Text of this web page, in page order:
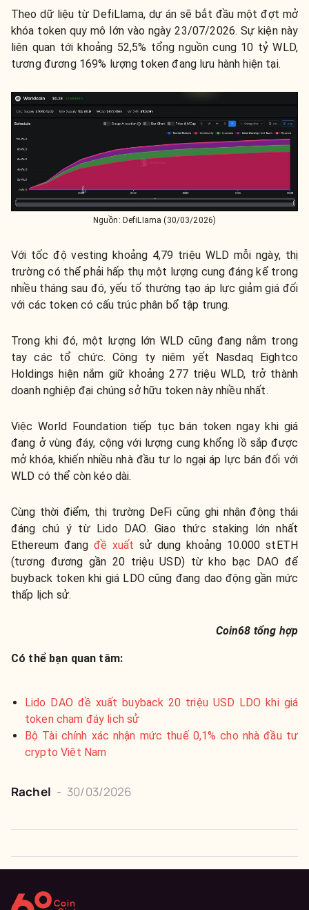
Theo dữ liệu từ DefiLlama, dự án sẽ bắt đầu một đợt mở
khóa token quy mô lớn vào ngày 23/07/2026. Sự kiện này
liên quan tới khoảng 52,5% tổng nguồn cung 10 tỷ WLD,
tương đương 169% lượng token đang lưu hành hiện tại.
Nguồn: DefiLIama (30/03/2026)
Với tốc độ vesting khoảng 4,79 triệu WLD mỗi ngày, thị
trường có thể phải hấp thụ một lượng cung đáng kể trong
nhiều tháng sau đó, yếu tố thường tạo áp lực giảm giá đối
với các token có cấu trúc phân bổ tập trung.
Trong khi đó, một lượng lớn WLD cũng đang nằm trong
tay các tổ chức. Công ty niêm yết Nasdaq Eightco
Holdings hiện nắm giữ khoảng 277 triệu WLD, trở thành
doanh nghiệp đại chúng sở hữu token này nhiều nhất.
Việc World Foundation tiếp tục bán token ngay khi giá
đang ở vùng đáy, cộng với lượng cung khổng lồ sắp được
mở khóa, khiến nhiều nhà đầu tư lo ngại áp lực bán đối với
WLD có thể còn kéo dài.
Cùng thời điểm, thị trường DeFi cũng ghi nhận động thái
đáng chú ý từ Lido DAO. Giao thức staking lớn nhất
Ethereum đangđề xuất sử dụng khoảng 10.000 stETH
(tương đương gần 20 triệu USD) từ kho bạc DAO để
buyback token khi giá LDO cũng đang dao động gần mức
thấp lịch sử.
Coin68 tổng hợp
Có thể bạn quan tâm:
Lido DAO đề xuất buyback 20 triệu USD LDO khi giá
token chạm đáy lịch sử
Bộ Tài chính xác nhận mức thuế 0,1% cho nhà đầu tư
crypto Việt Nam
Rachel - 30/03/2026